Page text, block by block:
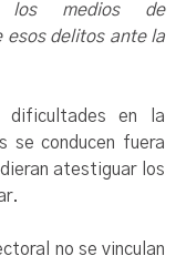
los medios de
esos delitos ante la
dificultades en la
se conducen fuera
atestiguar los
no se vinculan